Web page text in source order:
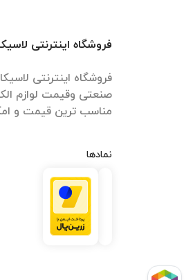
فروشگاه اینترنتی
فروشگاه اینترنتی
صنعتی وقیمت لوازم
مناسب ترین قیمت و
نمادها